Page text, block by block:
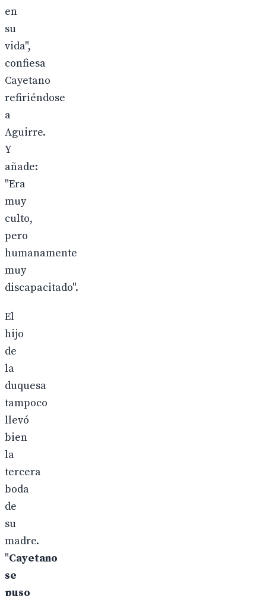
en
su
vida",
confiesa
Cayetano
refiriéndose
a
Aguirre.
Y
añade:
"Era
muy
culto,
pero
humanamente
muy
discapacitado".
El
hijo
de
la
duquesa
tampoco
llevó
bien
la
tercera
boda
de
su
madre.
"Cayetano
se
puso